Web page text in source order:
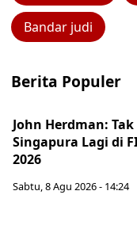
Bandar judi
Berita Populer
John Herdman:
Singapura Lagi di
2026
Sabtu, 8 Agu 2026 - 14:24